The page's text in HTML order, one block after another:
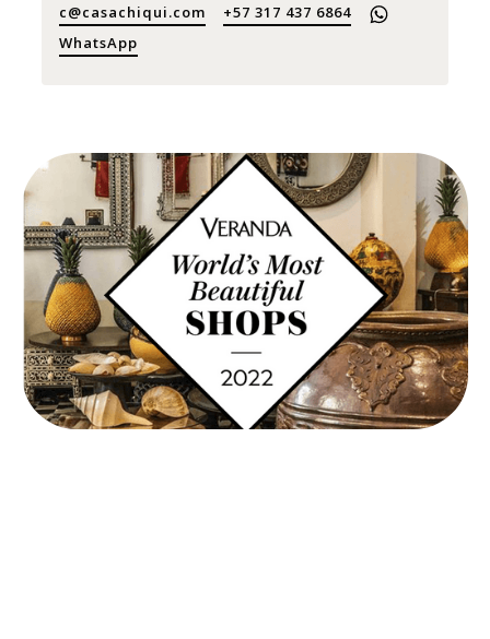
c@casachiqui.com
+57 317 437 6864
WhatsApp